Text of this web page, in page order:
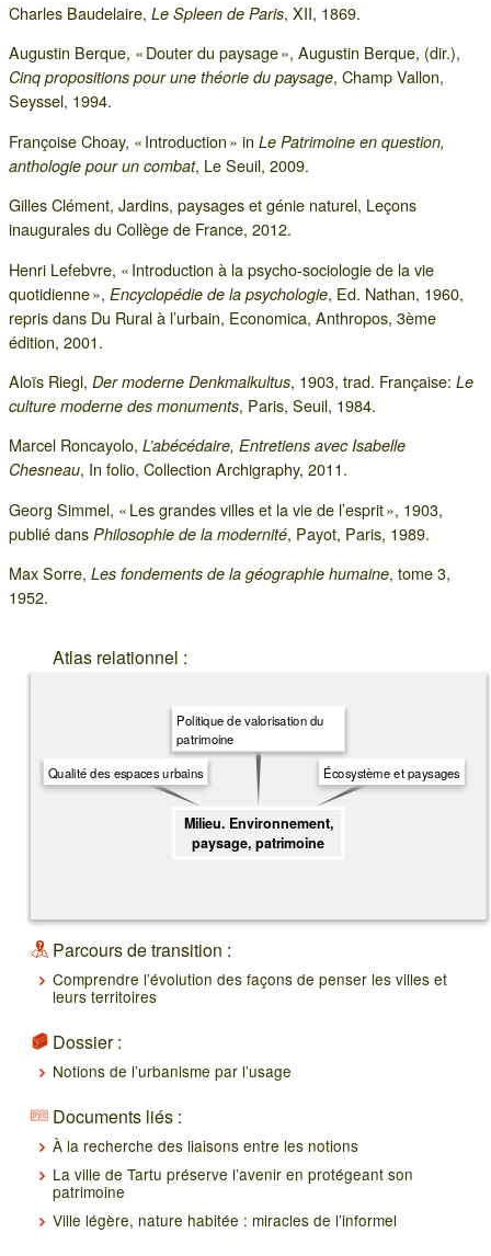
Charles Baudelaire, Le Spleen de Paris, XII, 1869.
Augustin Berque, « Douter du paysage », Augustin Berque, (dir.),
Cinq propositions pour une théorie du paysage, Champ Vallon,
Seyssel, 1994.
Françoise Choay, « Introduction » in Le Patrimoine en question,
anthologie pour un combat, Le Seuil, 2009.
Gilles Clément, Jardins, paysages et génie naturel, Leçons
inaugurales du Collège de France, 2012.
Henri Lefebvre, « Introduction à la psycho-sociologie de la vie
quotidienne », Encyclopédie de la psychologie, Ed. Nathan, 1960,
repris dans Du Rural à l’urbain, Economica, Anthropos, 3ème
édition, 2001.
Aloïs Riegl, Der moderne Denkmalkultus, 1903, trad. Française: Le
culture moderne des monuments, Paris, Seuil, 1984.
Marcel Roncayolo, L’abécédaire, Entretiens avec Isabelle
Chesneau, In folio, Collection Archigraphy, 2011.
Georg Simmel, « Les grandes villes et la vie de l’esprit », 1903,
publié dans Philosophie de la modernité, Payot, Paris, 1989.
Max Sorre, Les fondements de la géographie humaine, tome 3,
1952.
Atlas relationnel :
Milieu. Environnement,
paysage, patrimoine
Écosystème et paysages
Politique de valorisation du
patrimoine
Qualité des espaces urbains
Parcours de transition :
Comprendre l’évolution des façons de penser les villes et
leurs territoires
Dossier :
Notions de l’urbanisme par l’usage
Documents liés :
À la recherche des liaisons entre les notions
La ville de Tartu préserve l’avenir en protégeant son
patrimoine
Ville légère, nature habitée : miracles de l’informel